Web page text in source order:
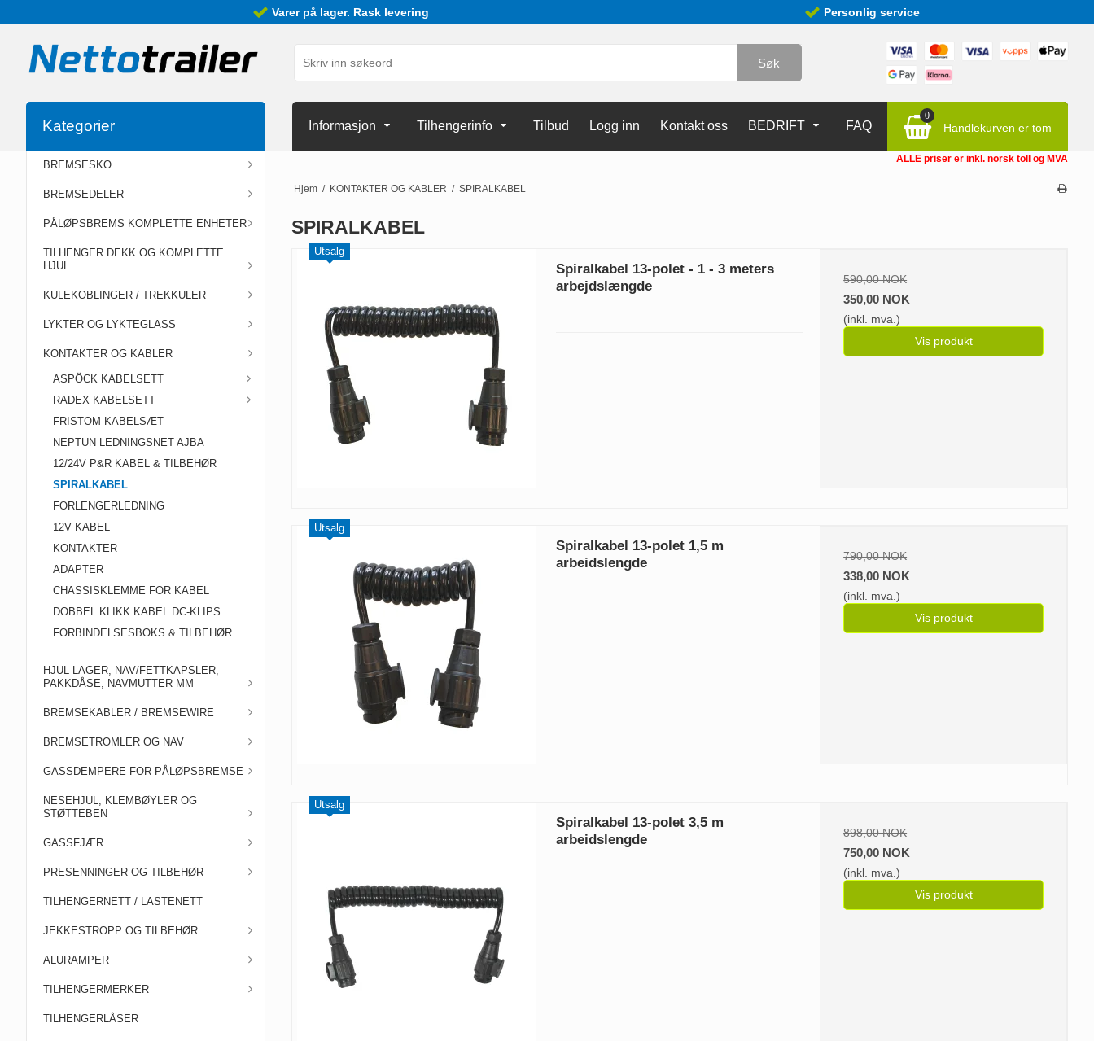
Varer på lager. Rask levering Personlig service
Søk
0
Handlekurven er tom
Informasjon Tilhengerinfo Tilbud Logg inn Kontakt oss BEDRIFT FAQ
Kategorier
BREMSESKO
BREMSEDELER
PÅLØPSBREMS KOMPLETTE ENHETER
TILHENGER DEKK OG KOMPLETTE
HJUL
KULEKOBLINGER / TREKKULER
LYKTER OG LYKTEGLASS
KONTAKTER OG KABLER
ASPÖCK KABELSETT
RADEX KABELSETT
FRISTOM KABELSÆT
NEPTUN LEDNINGSNET AJBA
12/24V P&R KABEL & TILBEHØR
SPIRALKABEL
FORLENGERLEDNING
12V KABEL
KONTAKTER
ADAPTER
CHASSISKLEMME FOR KABEL
DOBBEL KLIKK KABEL DC-KLIPS
FORBINDELSESBOKS & TILBEHØR
HJUL LAGER, NAV/FETTKAPSLER,
PAKKDÅSE, NAVMUTTER MM
BREMSEKABLER / BREMSEWIRE
BREMSETROMLER OG NAV
GASSDEMPERE FOR PÅLØPSBREMSE
NESEHJUL, KLEMBØYLER OG
STØTTEBEN
GASSFJÆR
PRESENNINGER OG TILBEHØR
TILHENGERNETT / LASTENETT
JEKKESTROPP OG TILBEHØR
ALURAMPER
TILHENGERMERKER
TILHENGERLÅSER
ALLE priser er inkl. norsk toll og MVA
Hjem / KONTAKTER OG KABLER / SPIRALKABEL
SPIRALKABEL
Utsalg
Spiralkabel 13-polet - 1 - 3 meters
arbejdslængde
590,00 NOK
350,00 NOK
(inkl. mva.)
Vis produkt
Utsalg
Spiralkabel 13-polet 1,5 m
arbeidslengde
790,00 NOK
338,00 NOK
(inkl. mva.)
Vis produkt
Utsalg
Spiralkabel 13-polet 3,5 m
arbeidslengde
898,00 NOK
750,00 NOK
(inkl. mva.)
Vis produkt